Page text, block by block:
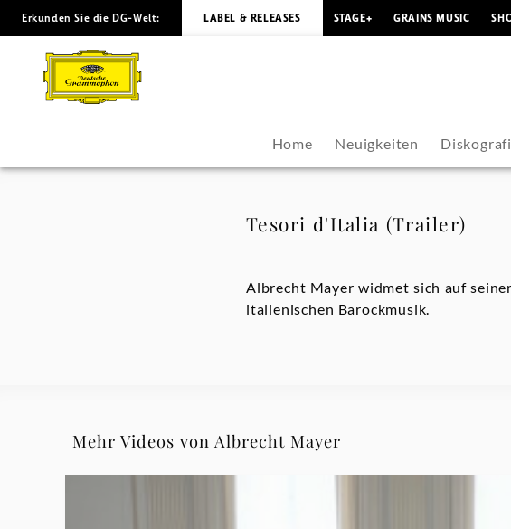
Tesori
d'Italia
-
Erkunden Sie die DG-Welt: LABEL & RELEASES STAGE+ GRAINS MUSIC
Home Neuigkeiten
Tesori d'Italia (Trailer)
Albrecht Mayer widmet sich auf
italienischen Barockmusik.
Mehr Videos von Albrecht Mayer